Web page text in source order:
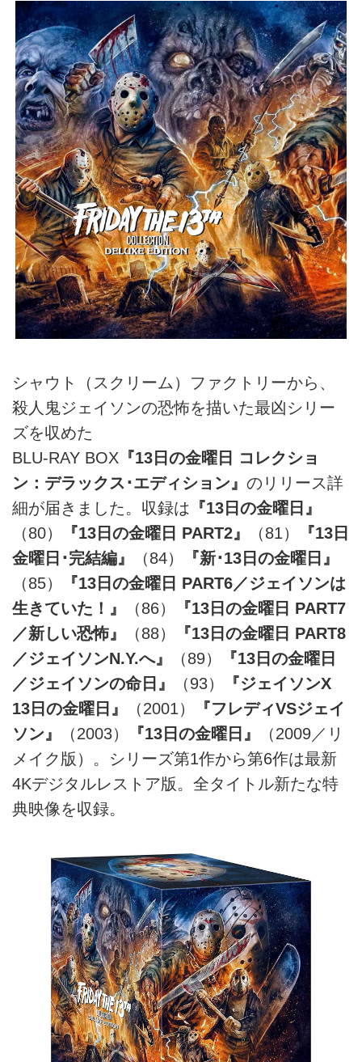
シャウト（スクリーム）ファクトリーから、
殺人鬼ジェイソンの恐怖を描いた最凶シリー
ズを収めた
BLU-RAY BOX 『13日の金曜日 コレクショ
ン：デラックス･エディション』 のリリース詳
細が届きました。収録は 『13日の金曜日』
（80）
『13日の金曜日 PART2』 （81）
『13日
金曜日･完結編』
（84）
『新･13日の金曜日』
（85）
『13日の金曜日 PART6／ジェイソンは
生きていた！』
（86）
『13日の金曜日 PART7
／新しい恐怖』
（88）
『13日の金曜日 PART8
／ジェイソンN.Y.へ』
（89）
『13日の金曜日
／ジェイソンの命日』
（93）
『ジェイソンX
13日の金曜日』
（2001）
『フレディVSジェイ
ソン』
（2003） 『13日の金曜日』
（2009／リ
メイク版）。シリーズ第1作から第6作は最新
4Kデジタルレストア版。全タイトル新たな特
典映像を収録。